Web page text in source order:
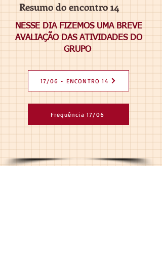
Resumo do encontro 14
NESSE DIA FIZEMOS UMA BREVE
AVALIAÇÃO DAS ATIVIDADES DO
GRUPO
17/06 - ENCONTRO 14
Frequência 17/06